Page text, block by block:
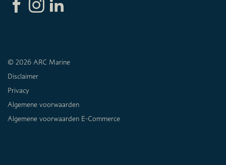
© 2026 ARC Marine
Disclaimer
Privacy
Algemene voorwaarden
Algemene voorwaarden E-Commerce